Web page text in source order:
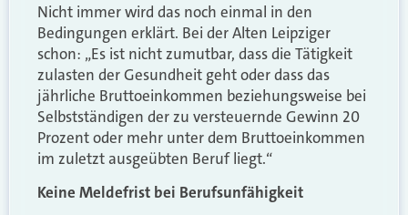
Nicht immer wird das noch einmal in den
Bedingungen erklärt. Bei der Alten Leipziger
schon: „Es ist nicht zumutbar, dass die Tätigkeit
zulasten der Gesundheit geht oder dass das
jährliche Bruttoeinkommen beziehungsweise bei
Selbstständigen der zu versteuernde Gewinn 20
Prozent oder mehr unter dem Bruttoeinkommen
im zuletzt ausgeübten Beruf liegt.“
Keine Meldefrist bei Berufsunfähigkeit